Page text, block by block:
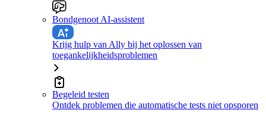
Bondgenoot AI-assistent
Krijg hulp van Ally bij het oplossen van
toegankelijkheidsproblemen
Begeleid testen
Ontdek problemen die automatische tests niet opsporen